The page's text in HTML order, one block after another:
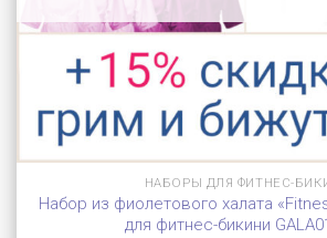
НАБОРЫ ДЛЯ ФИТНЕС-
Набор из фиолетового халата
для фитнес-бикини